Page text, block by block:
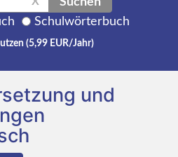
Schulwörterbuch
(5,99 EUR/Jahr)
und